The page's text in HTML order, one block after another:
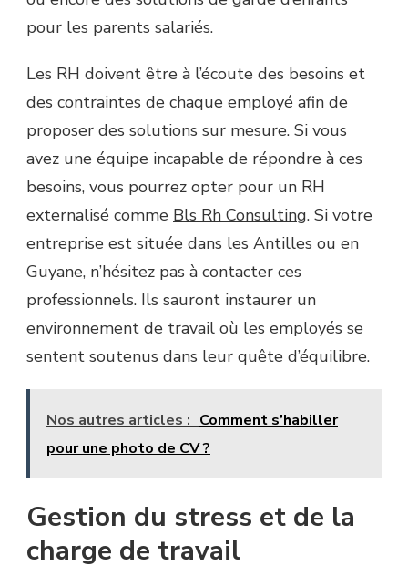
pour les parents salariés.
Les RH doivent être à l’écoute des besoins et
des contraintes de chaque employé afin de
proposer des solutions sur mesure. Si vous
avez une équipe incapable de répondre à ces
besoins, vous pourrez opter pour un RH
externalisé comme Bls Rh Consulting. Si votre
entreprise est située dans les Antilles ou en
Guyane, n’hésitez pas à contacter ces
professionnels. Ils sauront instaurer un
environnement de travail où les employés se
sentent soutenus dans leur quête d’équilibre.
Nos autres articles : Comment s’habiller
pour une photo de CV ?
Gestion du stress et de la
charge de travail